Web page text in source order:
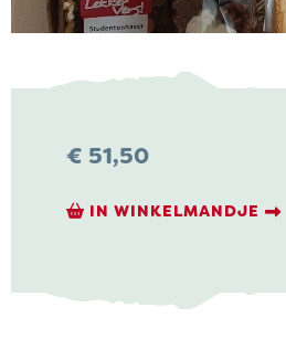
Kaasboerderij Weenink
€ 51,50
IN WINKELMANDJE